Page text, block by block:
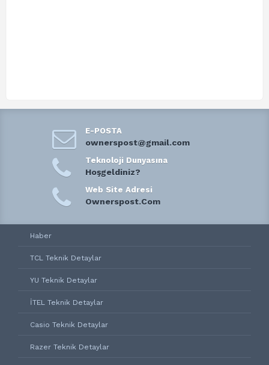
E-POSTA
ownerspost@gmail.com
Teknoloji Dunyasına
Hoşgeldiniz?
Web Site Adresi
Ownerspost.Com
Haber
TCL Teknik Detaylar
YU Teknik Detaylar
İTEL Teknik Detaylar
Casio Teknik Detaylar
Razer Teknik Detaylar